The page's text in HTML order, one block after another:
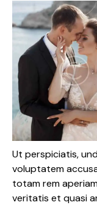
Ut perspiciatis,
voluptatem
totam rem
veritatis et quasi